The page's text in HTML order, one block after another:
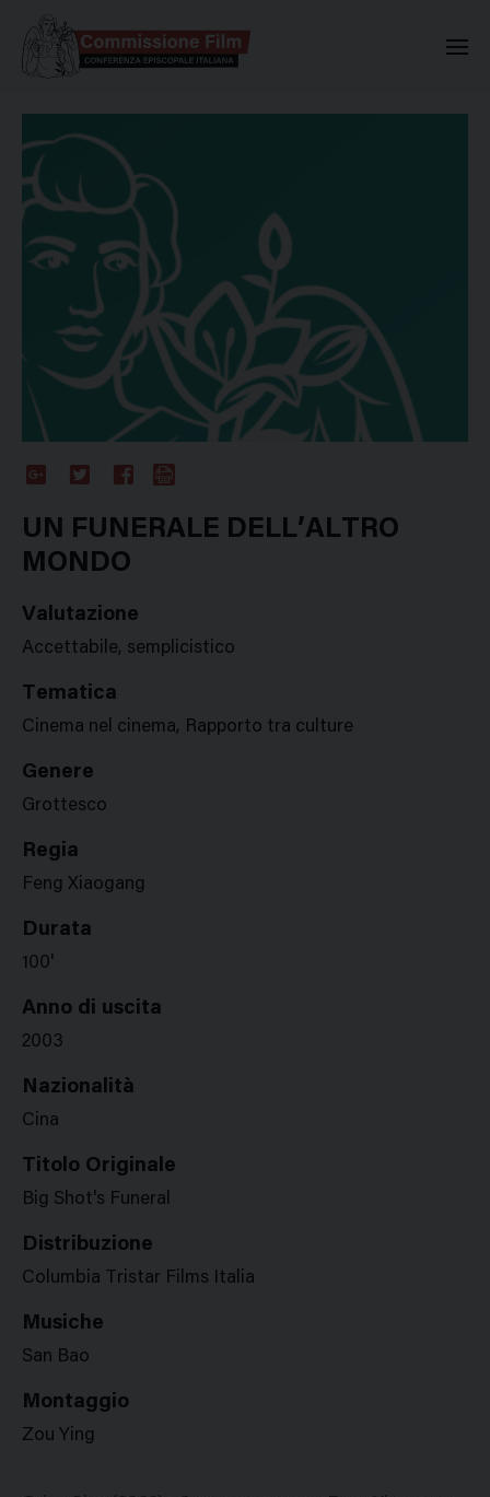
Plus
UN FUNERALE DELL’ALTRO
MONDO
Valutazione
Accettabile, semplicistico
Tematica
Cinema nel cinema, Rapporto tra culture
Genere
Grottesco
Regia
Feng Xiaogang
Durata
100'
Anno di uscita
2003
Nazionalità
Cina
Titolo Originale
Big Shot's Funeral
Distribuzione
Columbia Tristar Films Italia
Musiche
San Bao
Montaggio
Zou Ying